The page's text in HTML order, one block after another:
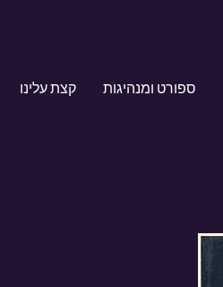
ספורט ומנהיגות קצת עלינו